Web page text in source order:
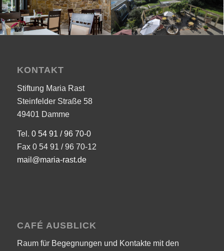
KONTAKT
Stiftung Maria Rast
Steinfelder Straße 58
49401 Damme
Tel. 0 54 91 / 96 70-0
Fax 0 54 91 / 96 70-12
mail@maria-rast.de
CAFÉ AUSBLICK
Raum für Begegnungen und Kontakte mit den